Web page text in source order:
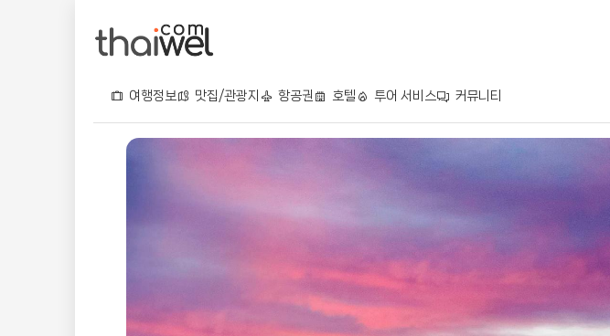
여행정보 맛집/관광지 항공권 호텔 투어 서비스 커뮤니티